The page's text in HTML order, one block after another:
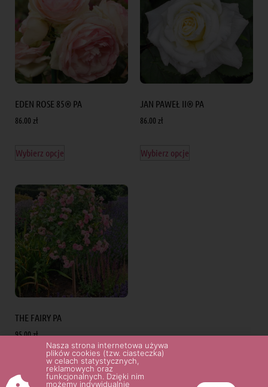
EDEN ROSE 85® PA
86.00 zł
Wybierz opcje
JAN PAWEŁ II® PA
86.00 zł
Wybierz opcje
THE FAIRY PA
95.00zł
Wybierz opcje
Nasza strona internetowa używa
plików cookies (tzw. ciasteczka)
w celach statystycznych,
reklamowych oraz
funkcjonalnych. Dzięki nim
możemy indywidualnie